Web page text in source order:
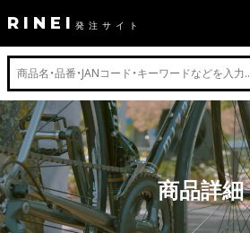
RINEI 発注サイト
商品詳細